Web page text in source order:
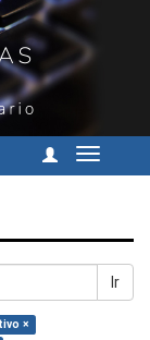
Cambiar
Ir
×